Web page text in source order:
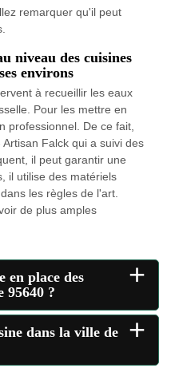
remarquer qu'il peut
niveau des cuisines
environs
à recueillir les eaux
Pour les mettre en
professionnel. De ce fait,
Falck qui a suivi des
il peut garantir une
il utilise des matériels
les règles de l'art.
de plus amples
en place des
95640 ?
+
dans la ville de
+